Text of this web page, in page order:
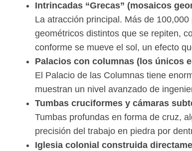
Intrincadas “Grecas” (mosaicos
La atracción principal. Más de
geométricos distintos que se repiten,
conforme se mueve el sol, un efecto
Palacios con columnas (los únicos
El Palacio de las Columnas tiene
muestran un nivel avanzado de
Tumbas cruciformes y cámaras
Tumbas profundas en forma de cruz,
precisión del trabajo en piedra por
Iglesia colonial construida